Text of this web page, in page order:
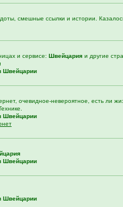
смешные ссылки и истории.
и сервисе: Швейцарияи другие
Швейцарии
очевидное-невероятное, есть ли
Швейцарии
Швейцарии
Швейцарии